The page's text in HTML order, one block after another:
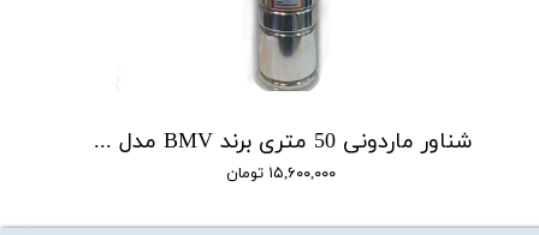
شناور ماردونی 50 متری برند BMV مدل QGD1.8-50-0.5
۱۵,۶۰۰,۰۰۰ تومان